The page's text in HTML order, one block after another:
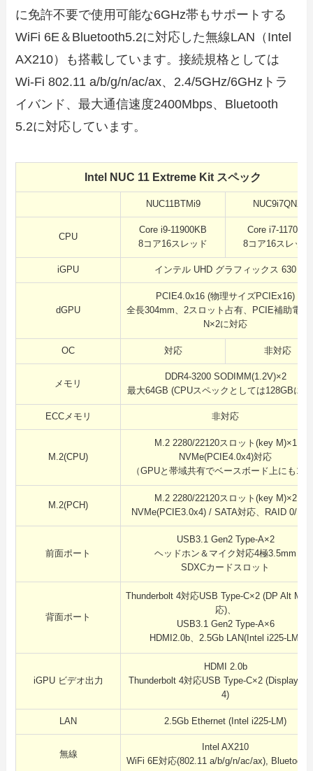
に免許不要で使用可能な6GHz帯もサポートする
WiFi 6E＆Bluetooth5.2に対応した無線LAN（Intel
AX210）も搭載しています。接続規格としては
Wi-Fi 802.11 a/b/g/n/ac/ax、2.4/5GHz/6GHzトラ
イバンド、最大通信速度2400Mbps、Bluetooth
5.2に対応しています。
Intel NUC 11 Extreme Kit スペック
NUC11BTMi9 NUC9i7QNX
CPU
Core i9-11900KB
8コア16スレッド
Core i7-11700B
8コア16スレッド
iGPU インテル UHD グラフィックス 630
dGPU
PCIE4.0x16 (物理サイズPCIEx16)
全長304mm、2スロット占有、PCIE補助電源
N×2に対応
OC 対応 非対応
メモリ
DDR4-3200 SODIMM(1.2V)×2
最大64GB (CPUスペックとしては128GBに
ECCメモリ 非対応
M.2(CPU)
M.2 2280/22120スロット(key M)×1
NVMe(PCIE4.0x4)対応
（GPUと帯域共有でベースボード上にも1基
M.2(PCH)
M.2 2280/22120スロット(key M)×2
NVMe(PCIE3.0x4) / SATA対応、RAID 0/1対
前面ポート
USB3.1 Gen2 Type-A×2
ヘッドホン＆マイク対応4極3.5mm
SDXCカードスロット
背面ポート
Thunderbolt 4対応USB Type-C×2 (DP Alt
応)、
USB3.1 Gen2 Type-A×6
HDMI2.0b、2.5Gb LAN(Intel i225-LM)
iGPU ビデオ出力
HDMI 2.0b
Thunderbolt 4対応USB Type-C×2
4)
LAN 2.5Gb Ethernet (Intel i225-LM)
無線
Intel AX210
WiFi 6E対応(802.11 a/b/g/n/ac/ax), Bluetooth